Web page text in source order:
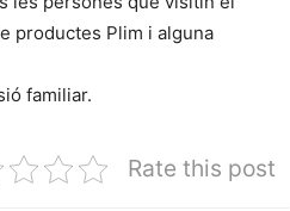
productes Plim i alguna
familiar.
Rate this post